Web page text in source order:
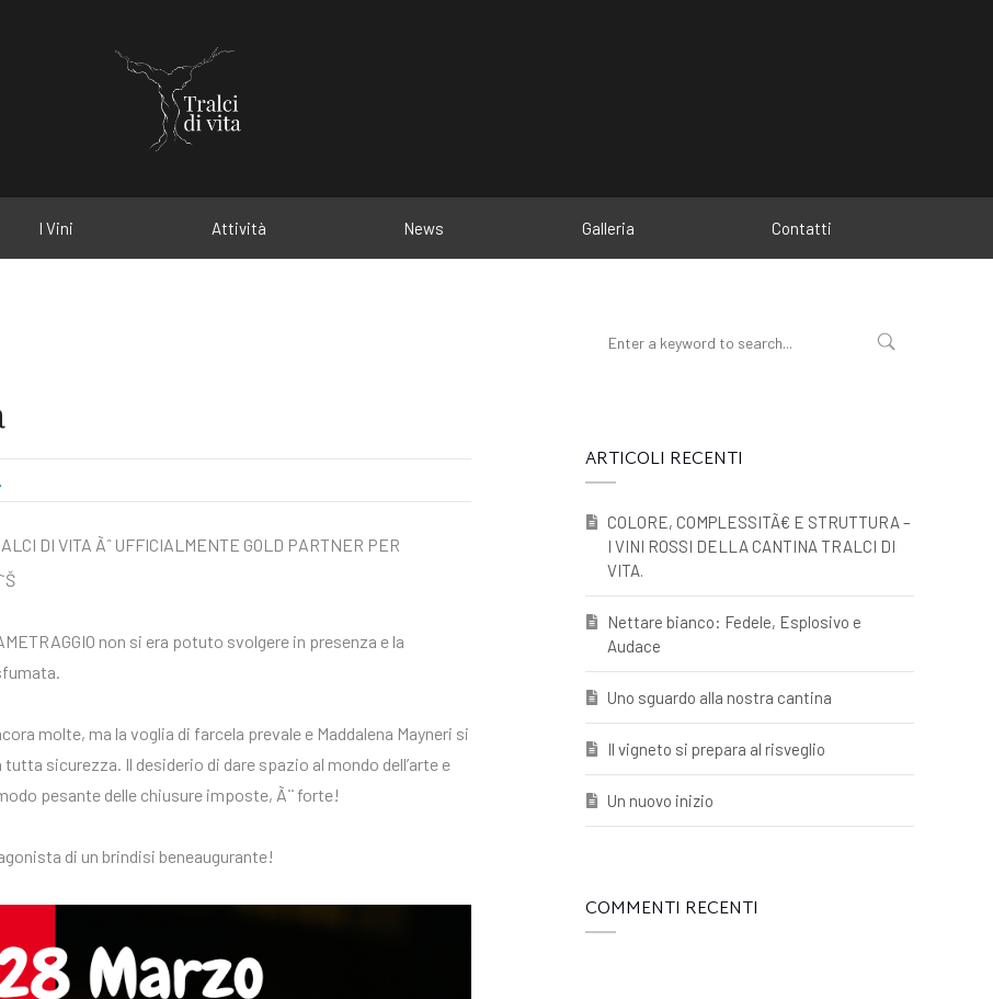
I Vini Attività News Galleria Contatti
DI VITA Ãˆ UFFICIALMENTE GOLD PARTNER PER
non si era potuto svolgere in presenza e la
molte, ma la voglia di farcela prevale e Maddalena Mayneri si
sicurezza. Il desiderio di dare spazio al mondo dell’arte e
pesante delle chiusure imposte, Ã¨ forte!
di un brindisi beneaugurante!
ARTICOLI RECENTI
COLORE, COMPLESSITÃ€ E STRUTTURA –
I VINI ROSSI DELLA CANTINA TRALCI DI
VITA.
Nettare bianco: Fedele, Esplosivo e
Audace
Uno sguardo alla nostra cantina
Il vigneto si prepara al risveglio
Un nuovo inizio
COMMENTI RECENTI